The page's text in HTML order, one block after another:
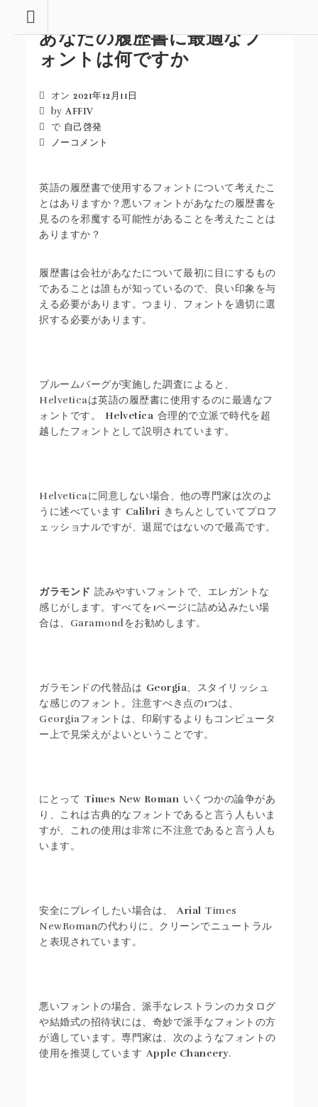
テ
あなたの履歴書に最適なフ
ォントは何ですか
オン 2021年12月11日
by AFFIV
で 自己啓発
ノーコメント
英語の履歴書で使用するフォントについて考えたこ
とはありますか？悪いフォントがあなたの履歴書を
見るのを邪魔する可能性があることを考えたことは
ありますか？
履歴書は会社があなたについて最初に目にするもの
であることは誰もが知っているので、良い印象を与
える必要があります。つまり、フォントを適切に選
択する必要があります。
ブルームバーグが実施した調査によると、
Helveticaは英語の履歴書に使用するのに最適なフ
ォントです。 Helvetica 合理的で立派で時代を超
越したフォントとして説明されています。
Helveticaに同意しない場合、他の専門家は次のよ
うに述べています Calibri きちんとしていてプロフ
ェッショナルですが、退屈ではないので最高です。
ガラモンド 読みやすいフォントで、エレガントな
感じがします。すべてを1ページに詰め込みたい場
合は、Garamondをお勧めします。
ガラモンドの代替品は Georgia、スタイリッシュ
な感じのフォント。注意すべき点の1つは、
Georgiaフォントは、印刷するよりもコンピュータ
ー上で見栄えがよいということです。
にとって Times New Roman いくつかの論争があ
り、これは古典的なフォントであると言う人もいま
すが、これの使用は非常に不注意であると言う人も
います。
安全にプレイしたい場合は、 Arial Times
NewRomanの代わりに。クリーンでニュートラル
と表現されています。
悪いフォントの場合、派手なレストランのカタログ
や結婚式の招待状には、奇妙で派手なフォントの方
が適しています。専門家は、次のようなフォントの
使用を推奨しています Apple Chancery.